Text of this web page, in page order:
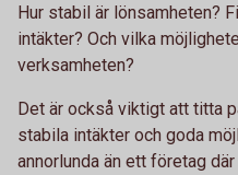
Hur stabil är lönsamheten?
intäkter? Och vilka
verksamheten?
Det är också viktigt att titta
stabila intäkter och goda
annorlunda än ett företag